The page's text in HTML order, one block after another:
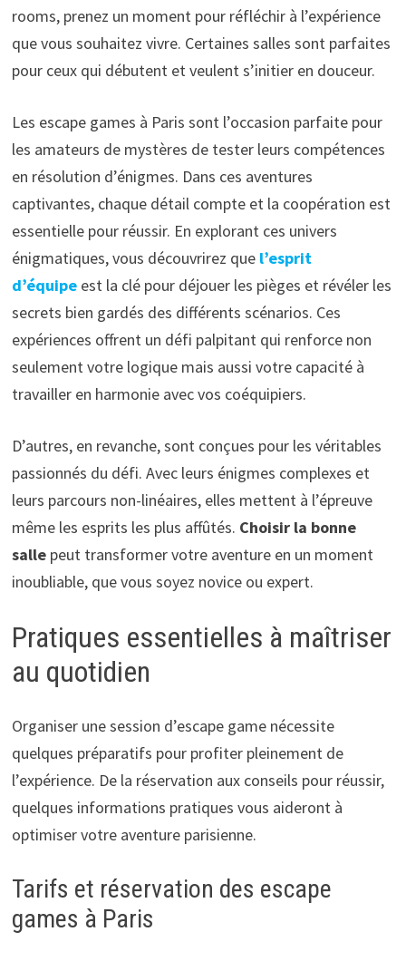
rooms, prenez un moment pour réfléchir à l’expérience
que vous souhaitez vivre. Certaines salles sont parfaites
pour ceux qui débutent et veulent s’initier en douceur.
Les escape games à Paris sont l’occasion parfaite pour
les amateurs de mystères de tester leurs compétences
en résolution d’énigmes. Dans ces aventures
captivantes, chaque détail compte et la coopération est
essentielle pour réussir. En explorant ces univers
énigmatiques, vous découvrirez que l’esprit
d’équipeest la clé pour déjouer les pièges et révéler les
secrets bien gardés des différents scénarios. Ces
expériences offrent un défi palpitant qui renforce non
seulement votre logique mais aussi votre capacité à
travailler en harmonie avec vos coéquipiers.
D’autres, en revanche, sont conçues pour les véritables
passionnés du défi. Avec leurs énigmes complexes et
leurs parcours non-linéaires, elles mettent à l’épreuve
même les esprits les plus affûtés. Choisir la bonne
sallepeut transformer votre aventure en un moment
inoubliable, que vous soyez novice ou expert.
Pratiques essentielles à maîtriser
au quotidien
Organiser une session d’escape game nécessite
quelques préparatifs pour profiter pleinement de
l’expérience. De la réservation aux conseils pour réussir,
quelques informations pratiques vous aideront à
optimiser votre aventure parisienne.
Tarifs et réservation des escape
games à Paris